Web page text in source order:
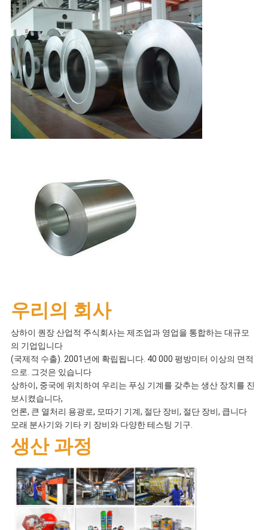
우리의 회사
상하이 퀀장 산업적 주식회사는 제조업과 영업을 통합하는 대규모
의 기업입니다
(국제적 수출). 2001년에 확립됩니다. 40 000 평방미터 이상의 면적
으로. 그것은 있습니다
상하이, 중국에 위치하여 우리는 푸싱 기계를 갖추는 생산 장치를 진
보시켰습니다,
언론, 큰 열처리 용광로, 모따기 기계, 절단 장비, 절단 장비, 큽니다
모래 분사기와 기타 키 장비와 다양한 테스팅 기구.
생산 과정